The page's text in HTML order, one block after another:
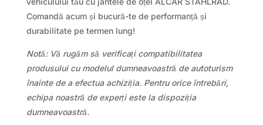
Comandă acum și bucură-te de performanță și
durabilitate pe termen lung!
Notă: Vă rugăm să verificați compatibilitatea
produsului cu modelul dumneavoastră de autoturism
înainte de a efectua achiziția. Pentru orice întrebări,
echipa noastră de experți este la dispoziția
dumneavoastră.